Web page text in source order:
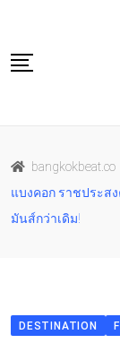
content
Food
Culture
bangkokbeat.co
แบงคอก ราชประสง
มันส์กว่าเดิม!
DESTINATION